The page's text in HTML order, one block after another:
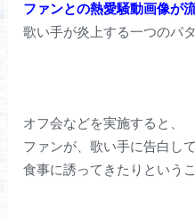
ファンとの熱愛騒動画像が
歌い手が炎上する一つのパ
オフ会などを実施すると、
ファンが、歌い手に告白し
食事に誘ってきたりという